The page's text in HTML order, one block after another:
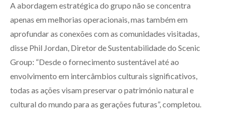
A abordagem estratégica do grupo não se concentra
apenas em melhorias operacionais, mas também em
aprofundar as conexões com as comunidades visitadas,
disse Phil Jordan, Diretor de Sustentabilidade do Scenic
Group: “Desde o fornecimento sustentável até ao
envolvimento em intercâmbios culturais significativos,
todas as ações visam preservar o património natural e
cultural do mundo para as gerações futuras”, completou.